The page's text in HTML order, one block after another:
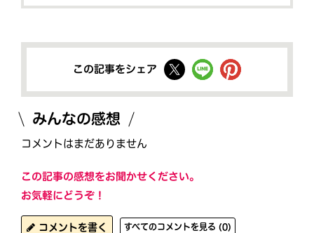
この記事をシェア
みんなの感想
コメントはまだありません
この記事の感想をお聞かせください。
お気軽にどうぞ！
コメントを書く すべてのコメントを見る (0)